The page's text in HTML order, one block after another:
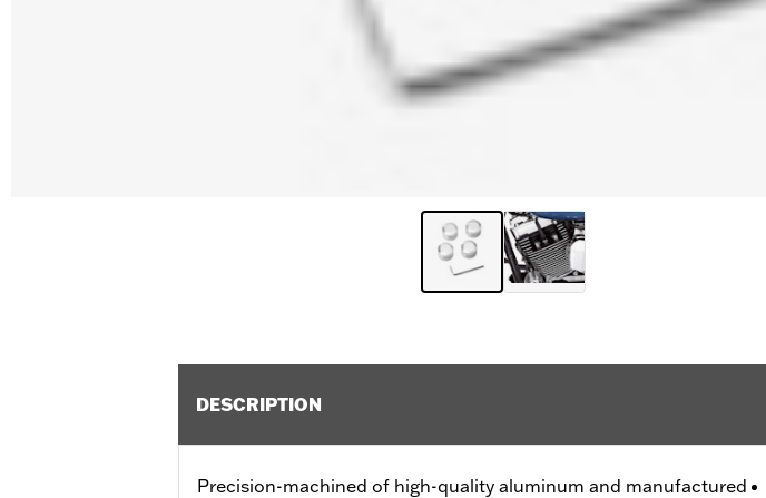
DESCRIPTION
Precision-machined of high-quality aluminum and manufactured